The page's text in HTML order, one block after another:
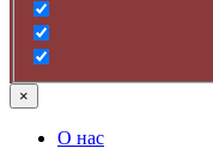
×
О нас